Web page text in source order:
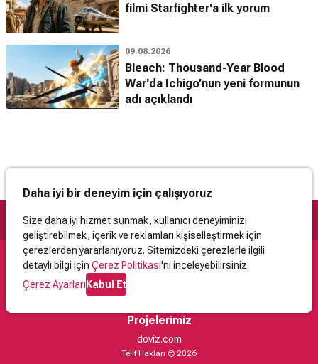
filmi Starfighter'a ilk yorum
09.08.2026
Bleach: Thousand-Year Blood
War'da Ichigo’nun yeni formunun
adı açıklandı
Daha iyi bir deneyim için çalışıyoruz
Size daha iyi hizmet sunmak, kullanıcı deneyiminizi
geliştirebilmek, içerik ve reklamları kişiselleştirmek için
çerezlerden yararlanıyoruz. Sitemizdeki çerezlerle ilgili
detaylı bilgi için Çerez Politikası'nı inceleyebilirsiniz.
Çerez AyarlarıKabul Et
Destek
İletişimYardımKullanıcı Sözleşmesi
Projelerimiz
doviz.com
Telif Hakları © 2026